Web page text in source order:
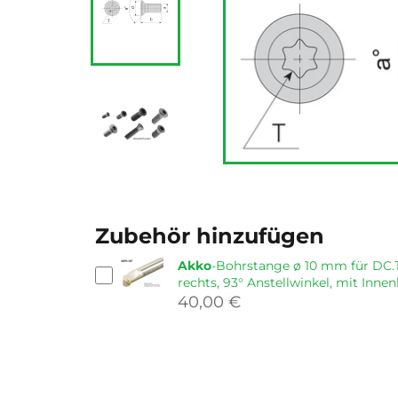
Zubehör hinzufügen
Akko-Bohrstange ø 10 mm für
rechts, 93° Anstellwinkel, mit
40,00 €